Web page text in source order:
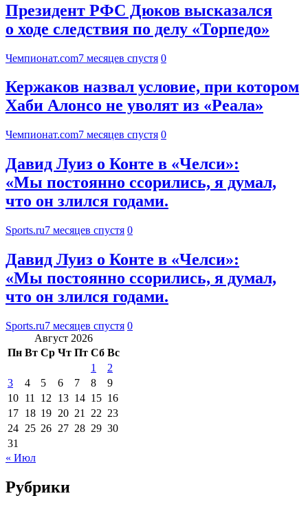
Президент РФС Дюков высказался
о ходе следствия по делу «Торпедо»
Чемпионат.com7 месяцев спустя 0
Кержаков назвал условие, при котором
Хаби Алонсо не уволят из «Реала»
Чемпионат.com7 месяцев спустя 0
Давид Луиз о Конте в «Челси»:
«Мы постоянно ссорились, я думал,
что он злился годами.
Sports.ru7 месяцев спустя 0
Давид Луиз о Конте в «Челси»:
«Мы постоянно ссорились, я думал,
что он злился годами.
Sports.ru7 месяцев спустя 0
Август 2026
Пн Вт Ср Чт Пт Сб Вс
1
2
3
4 5 6 7 8
9
10 11 12 13 14 15 16
17 18 19 20 21 22 23
24 25 26 27 28 29 30
31
« Июл
Рубрики